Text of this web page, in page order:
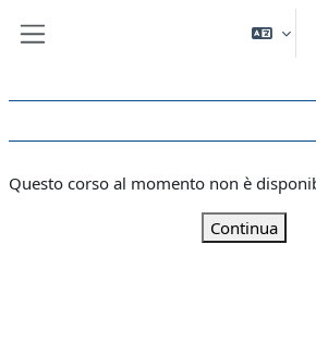
Questo corso al momento non è
Continua